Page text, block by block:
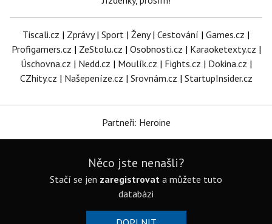
Tiscali.cz | Zprávy| Sport | Ženy| Cestování | Games.cz |
Profigamers.cz | ZeStolu.cz | Osobnosti.cz | Karaoketexty.cz |
Úschovna.cz | Nedd.cz | Moulík.cz | Fights.cz | Dokina.cz |
CZhity.cz | Našepeníze.cz | Srovnám.cz | StartupInsider.cz
Partneři: Heroine
Něco jste nenašli?
Stačí se jen zaregistrovat a můžete tuto
databázi